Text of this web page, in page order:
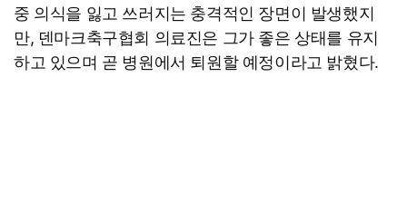
중 의식을 잃고 쓰러지는 충격적인 장면이 발생했지
만, 덴마크축구협회 의료진은 그가 좋은 상태를 유지
하고 있으며 곧 병원에서 퇴원할 예정이라고 밝혔다.